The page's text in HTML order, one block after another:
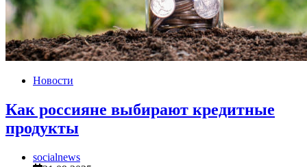
Новости
Как россияне выбирают кредитные
продукты
socialnews